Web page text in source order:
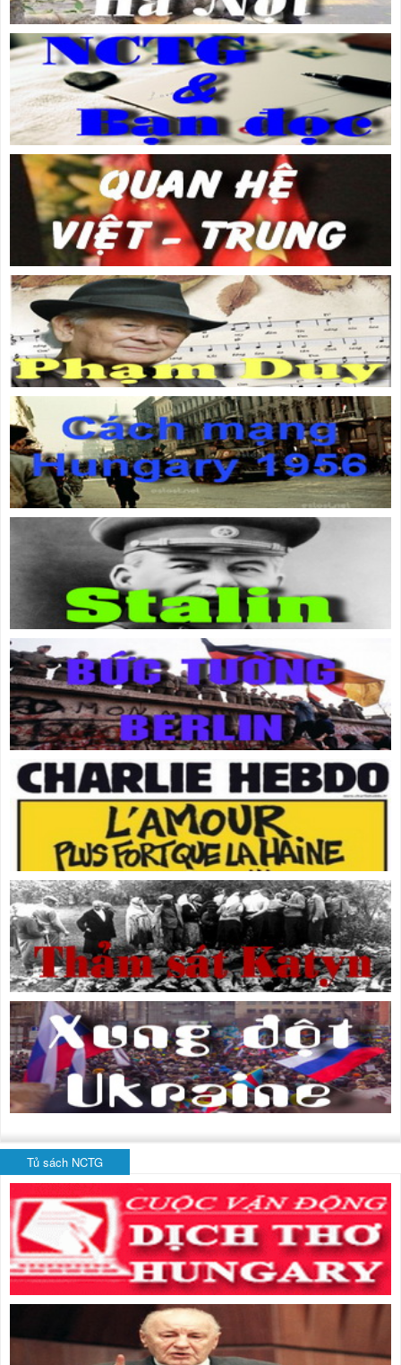
Tủ sách NCTG